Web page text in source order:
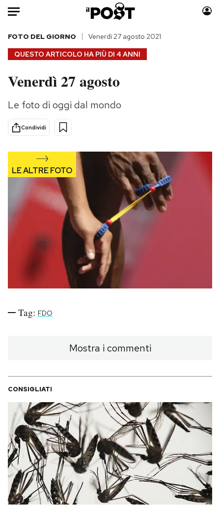
Auto
HOME
Italia
Politica
Tecnologia
Scienza
Cultura
Economia
Media
Europa
Altrecose
Mondiali calcio 2026
PODCAST
NEWSLETTER
AREA PERSONALE
Area Personale
Newsletter
Notifiche mobile
Regala il Post
Hai bisogno di aiuto?
Esci
QUESTO ARTICOLO HA PIÙ DI 4 ANNI
FOTO DEL GIORNO Venerdì 27 agosto 2021
Venerdì 27 agosto
Le foto di oggi dal mondo
Condividi
Tag: FDO
Mostra i commenti
CONSIGLIATI